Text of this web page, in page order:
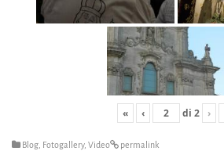
« ‹ di 2 ›
Blog Fotogallery, Video permalink